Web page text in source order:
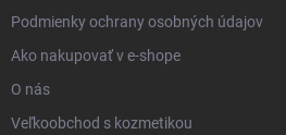
Podmienky ochrany osobných údajov
Ako nakupovať v e-shope
O nás
Veľkoobchod s kozmetikou